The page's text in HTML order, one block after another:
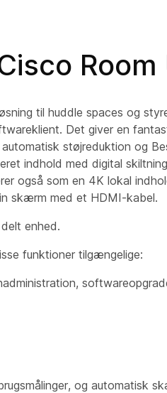
Room
til huddle spaces og
Det giver en
støjreduktion og
indhold med digital
også som en 4K lokal
skærm med et HDMI-kabel.
enhed.
funktioner tilgængelige:
og automatisk